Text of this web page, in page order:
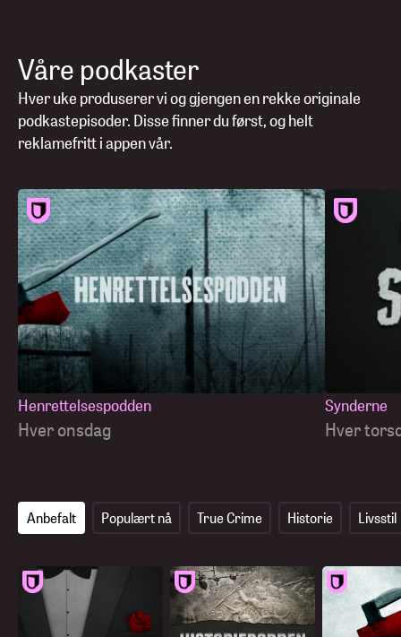
Våre podkaster
Hver uke produserer vi og gjengen en rekke originale
podkastepisoder. Disse finner du først, og helt
reklamefritt i appen vår.
Henrettelsespodden
Hver onsdag
Synderne
Hver
Anbefalt Populært nå True Crime Historie Livsstil